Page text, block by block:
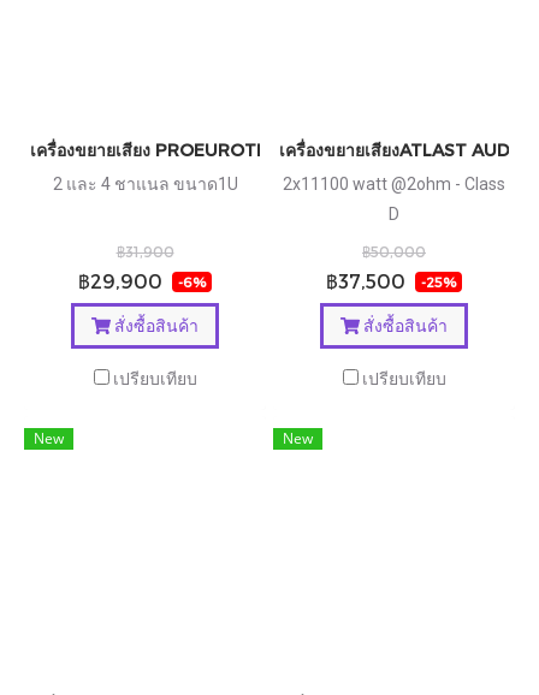
เครื่องขยายเสียง PROEUROTECH รุ่น DX42 , DX60 และ DX435
2 และ 4 ชาแนล ขนาด1U
฿31,900
฿29,900 -6%
สั่งซื้อสินค้า
เปรียบเทียบ
เครื่องขยายเสียงATLAST
2x11100 watt @2ohm - Class
D
฿50,000
฿37,500 -25%
สั่งซื้อสินค้า
เปรียบเทียบ
New New